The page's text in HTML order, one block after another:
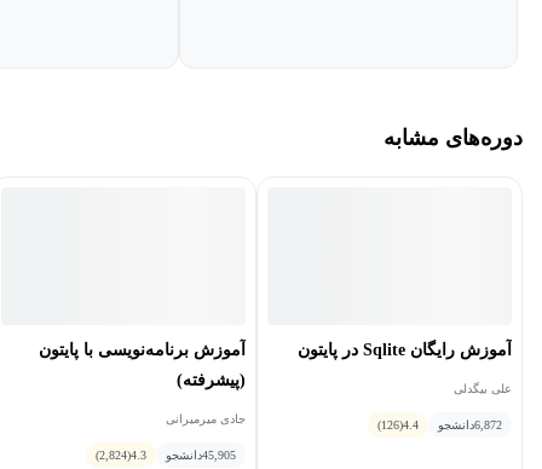
همراه آن ارائه می‌شود. همین موضوع باعث می‌شود بدون دردسر و
دکمه اضافه کنید، ورودی از کاربر بگیرید و در نهایت برنامه‌ای طراحی
کنید که کاربر بتواند با آن تعامل داشته باشد.
دوره‌های مشابه
آموزش رایگان Sqlite در پایتون
علی بیگدلی
6,872دانشجو 4.4
(126)
آموزش برنامه‌نویسی با پایتون
(پیشرفته)
جادی میرمیرانی
45,905دانشجو 4.3
(2,824)